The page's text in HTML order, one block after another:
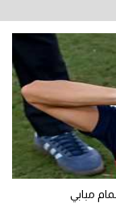
مبابي